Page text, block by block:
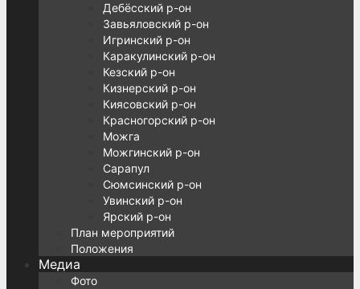
Дебёсский р-он
Завьяловский р-он
Игринский р-он
Каракулинский р-он
Кезский р-он
Кизнерский р-он
Киясовский р-он
Красногорский р-он
Можга
Можгинский р-он
Сарапул
Сюмсинский р-он
Увинский р-он
Ярский р-он
План мероприятий
Положения
Медиа
Фото